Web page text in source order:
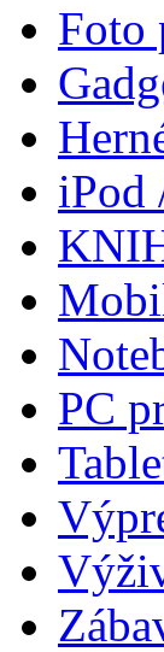
Foto
iPod
PC